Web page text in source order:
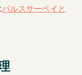
パルスサーベイと